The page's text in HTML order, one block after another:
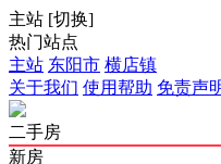
主站 [切换]
热门站点
主站 东阳市 横店镇
关于我们 使用帮助 免责声
二手房
新房